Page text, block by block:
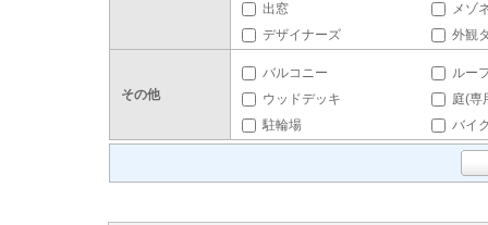
出窓
メゾ
デザイナーズ
外観
その他
バルコニー
ルー
ウッドデッキ
庭(専
駐輪場
バイ